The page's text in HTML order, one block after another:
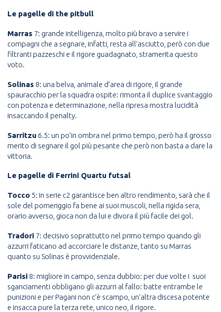
Le pagelle di the pitbull
Marras 7: grande intelligenza, molto più bravo a servire i
compagni che a segnare, infatti, resta all’asciutto, però con due
filtranti pazzeschi e il rigore guadagnato, stramerita questo
voto.
Solinas 8: una belva, animale d’area di rigore, il grande
spauracchio per la squadra ospite: rimonta il duplice svantaggio
con potenza e determinazione, nella ripresa mostra lucidità
insaccando il penalty.
Sarritzu 6.5: un po’in ombra nel primo tempo, però ha il grosso
merito di segnare il gol più pesante che però non basta a dare la
vittoria.
Le pagelle di Ferrini Quartu futsal
Tocco 5: in serie c2 garantisce ben altro rendimento, sarà che il
sole del pomeriggio fa bene ai suoi muscoli, nella rigida sera,
orario avverso, gioca non da lui e divora il più facile dei gol.
Tradori 7: decisivo soprattutto nel primo tempo quando gli
azzurri faticano ad accorciare le distanze, tanto su Marras
quanto su Solinas è provvidenziale.
Parisi 8: migliore in campo, senza dubbio: per due volte i suoi
sganciamenti obbligano gli azzurri al fallo: batte entrambe le
punizioni e per Pagani non c’è scampo, un’altra discesa potente
e insacca pure la terza rete, unico neo, il rigore.